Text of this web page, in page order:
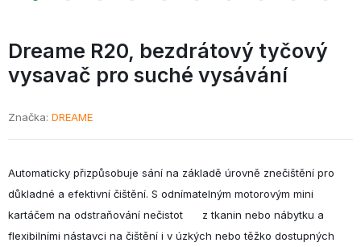
Dreame R20, bezdrátový tyčový
vysavač pro suché vysávání
Značka DREAME
‌Automaticky přizpůsobuje sání na základě úrovně znečištění pro
důkladné a efektivní čištění. S odnímatelným motorovým mini
kartáčem na odstraňování nečistot z tkanin nebo nábytku a
flexibilními nástavci na čištění i v úzkých nebo těžko dostupných